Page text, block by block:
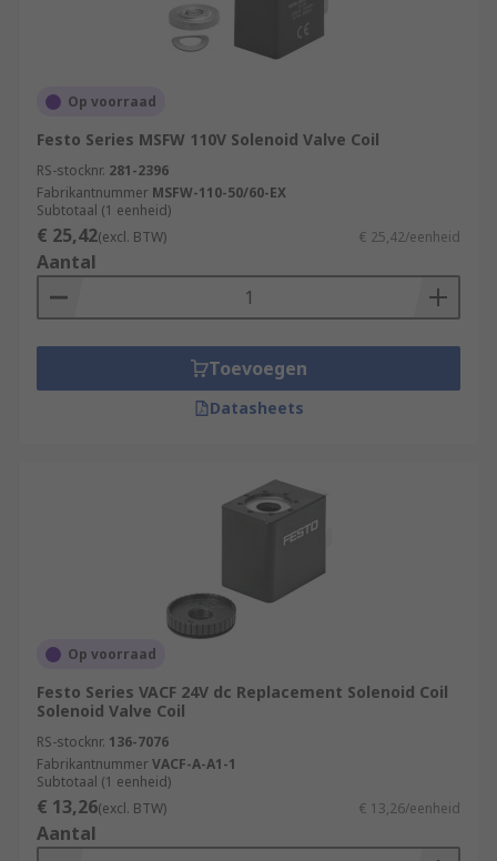
Op voorraad
Festo Series MSFW 110V Solenoid Valve Coil
RS-stocknr. 281-2396
Fabrikantnummer MSFW-110-50/60-EX
Subtotaal (1 eenheid)
€ 25,42(excl. BTW) € 25,42/eenheid
Aantal
Toevoegen
Datasheets
Op voorraad
Festo Series VACF 24V dc Replacement Solenoid Coil
Solenoid Valve Coil
RS-stocknr. 136-7076
FabrikantnummerVACF-A-A1-1
Subtotaal (1 eenheid)
€ 13,26(excl. BTW) € 13,26/eenheid
Aantal